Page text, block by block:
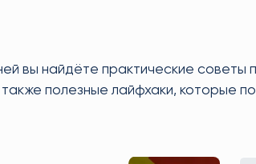
вы найдёте практические
полезные лайфхаки, которые